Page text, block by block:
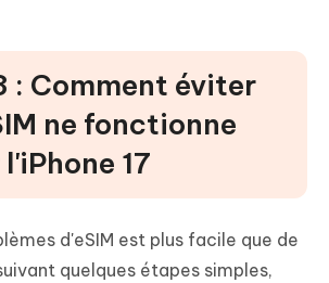
: Comment éviter
ne fonctionne
17
d'eSIM est plus facile que de
quelques étapes simples,